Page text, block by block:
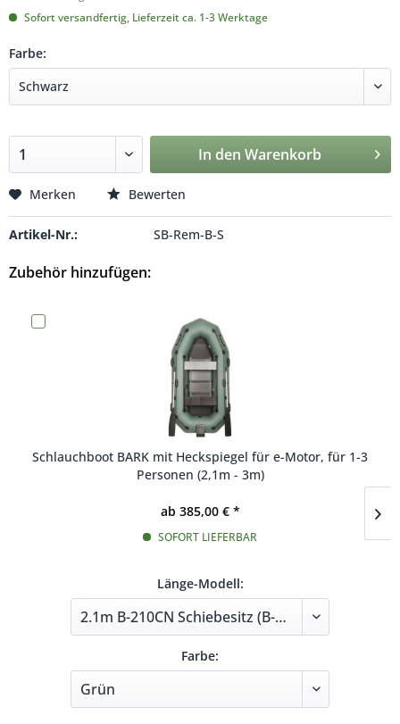
Sofort versandfertig, Lieferzeit ca. 1-3 Werktage
Farbe:
In den Warenkorb
Merken Bewerten
Artikel-Nr.: SB-Rem-B-S
Zubehör hinzufügen:
Schlauchboot BARK mit Heckspiegel für e-Motor, für 1-3
Personen (2,1m - 3m)
ab 385,00 € *
SOFORT LIEFERBAR
Länge-Modell:
Farbe: